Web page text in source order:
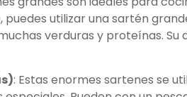
puedes utilizar una sartén
verduras y proteínas.
: Estas enormes sartenes se